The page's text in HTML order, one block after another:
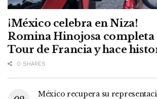
¡México celebra en Niza!
Romina Hinojosa completa
Tour de Francia y hace
0 SHARES
México recupera su